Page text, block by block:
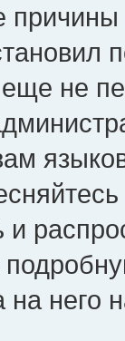
не
и
на него